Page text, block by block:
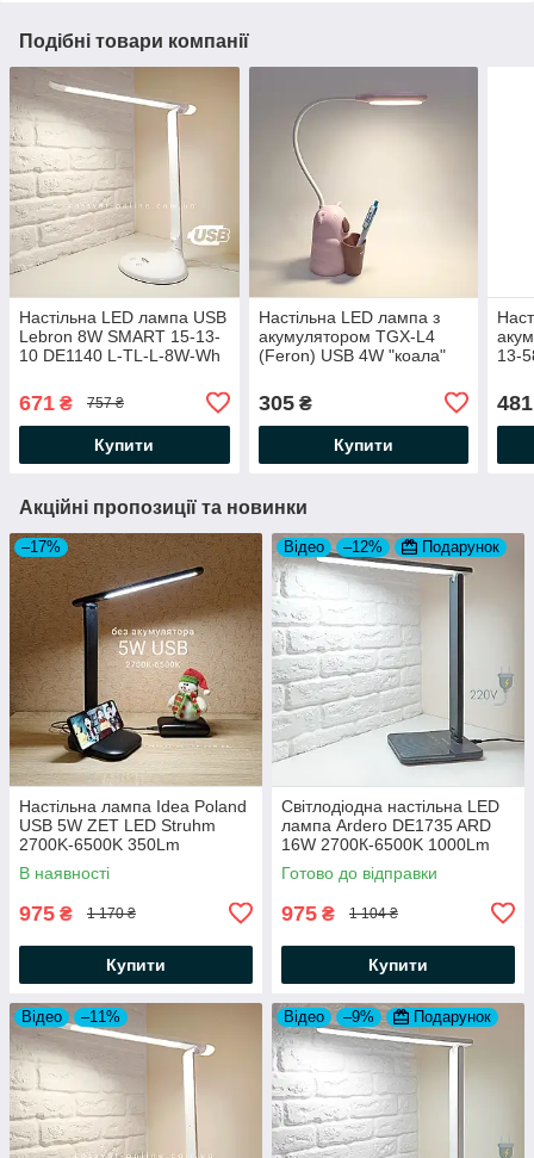
Подібні товари компанії
Настільна LED лампа USB
Lebron 8W SMART 15-13-
10 DE1140 L-TL-L-8W-Wh
(працює від Powerbank)
біла
671 ₴ 757 ₴
Купити
Настільна LED лампа з
акумулятором TGX-L4
(Feron) USB 4W "коала"
рожева-коричнева
305₴
Купити
13-
481
Акційні пропозиції та новинки
–17%
Настільна лампа Idea Poland
USB 5W ZET LED Struhm
2700K-6500K 350Lm
microUSB DC5V (працює від
Powerbank) чорна
В наявності
975 ₴ 1 170 ₴
Купити
Відео –12% Подарунок
Світлодіодна настільна LED
лампа Ardero DE1735 ARD
16W 2700К-6500K 1000Lm
(Feron) 180х138х400мм
потужна яскрава сіра
Готово до відправки
975 ₴ 1 104 ₴
Купити
Відео –11% Відео –9% Подарунок